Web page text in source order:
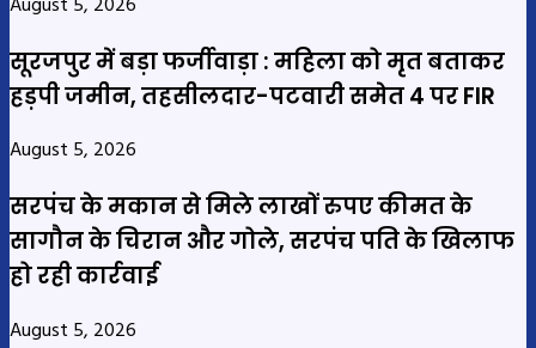
सूरजपुर में बड़ा फर्जीवाड़ा : महिला को मृत बताकर
हड़पी जमीन, तहसीलदार-पटवारी समेत 4 पर FIR
August 5, 2026
सरपंच के मकान से मिले लाखों रुपए कीमत के
सागौन के चिरान और गोले, सरपंच पति के खिलाफ
हो रही कार्रवाई
August 5, 2026